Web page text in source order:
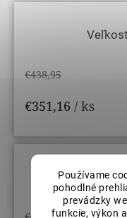
Používame
pohodlné
prevádzky
funkcie, výkon
€438,95
€351,16 / ks